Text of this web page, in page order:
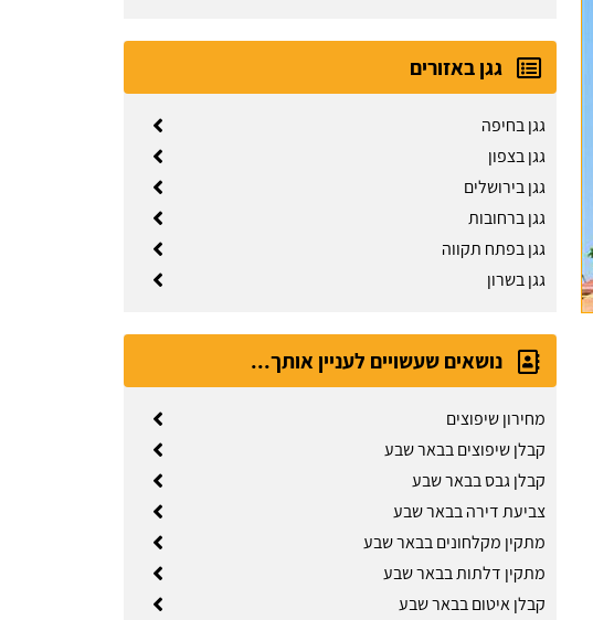
גגן באזורים
גגן בחיפה
גגן בצפון
גגן בירושלים
גגן ברחובות
גגן בפתח תקווה
גגן בשרון
נושאים שעשויים לעניין אותך...
מחירון שיפוצים
קבלן שיפוצים בבאר שבע
קבלן גבס בבאר שבע
צביעת דירה בבאר שבע
מתקין מקלחונים בבאר שבע
מתקין דלתות בבאר שבע
קבלן איטום בבאר שבע